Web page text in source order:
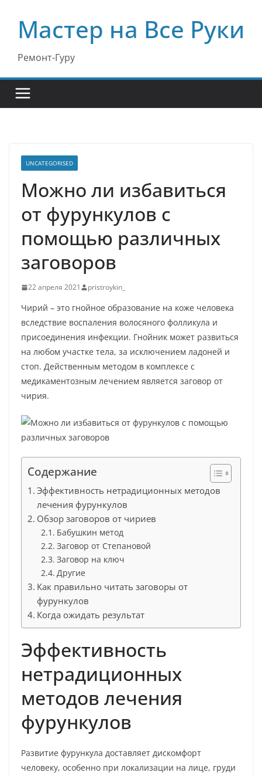
содержимому
Мастер на Все Руки
Ремонт-Гуру
UNCATEGORISED
Можно ли избавиться
от фурункулов с
помощью различных
заговоров
22 апреля 2021 pristroykin_
Чирий – это гнойное образование на коже человека
вследствие воспаления волосяного фолликула и
присоединения инфекции. Гнойник может развиться
на любом участке тела, за исключением ладоней и
стоп. Действенным методом в комплексе с
медикаментозным лечением является заговор от
чирия.
Содержание
Эффективность нетрадиционных методов
лечения фурункулов
Обзор заговоров от чириев
Бабушкин метод
Заговор от Степановой
Заговор на ключ
Другие
Как правильно читать заговоры от
фурункулов
Когда ожидать результат
Эффективность
нетрадиционных
методов лечения
фурункулов
Развитие фурункула доставляет дискомфорт
человеку, особенно при локализации на лице, груди